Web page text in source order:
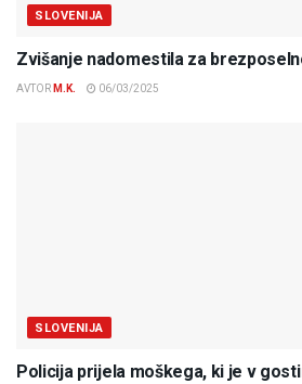
SLOVENIJA
Zvišanje nadomestila za
AVTOR M.K. 06/03/2025
SLOVENIJA
Policija prijela moškega, ki je v